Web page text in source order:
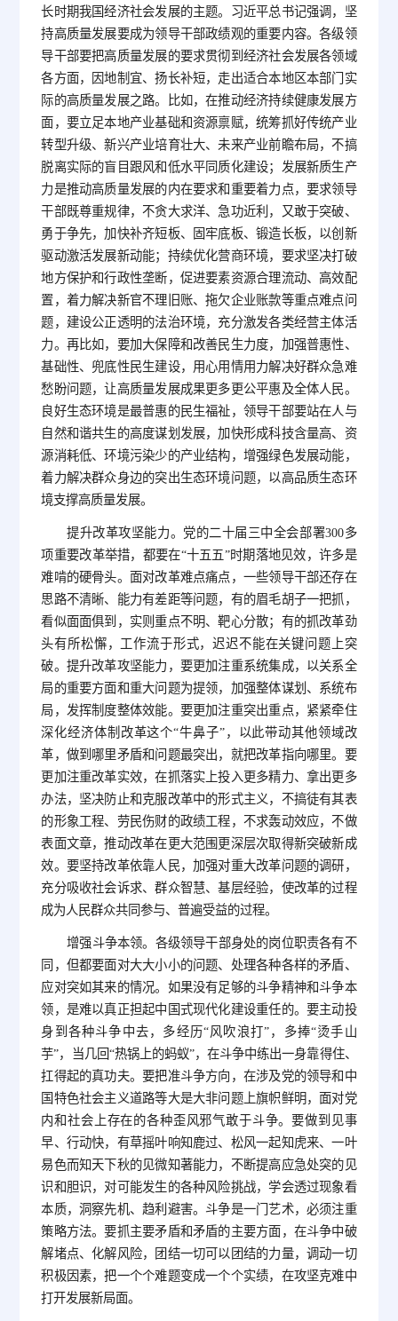
长时期我国经济社会发展的主题。习近平总书记强调，坚
持高质量发展要成为领导干部政绩观的重要内容。各级领
导干部要把高质量发展的要求贯彻到经济社会发展各领域
各方面，因地制宜、扬长补短，走出适合本地区本部门实
际的高质量发展之路。比如，在推动经济持续健康发展方
面，要立足本地产业基础和资源禀赋，统筹抓好传统产业
转型升级、新兴产业培育壮大、未来产业前瞻布局，不搞
脱离实际的盲目跟风和低水平同质化建设；发展新质生产
力是推动高质量发展的内在要求和重要着力点，要求领导
干部既尊重规律，不贪大求洋、急功近利，又敢于突破、
勇于争先，加快补齐短板、固牢底板、锻造长板，以创新
驱动激活发展新动能；持续优化营商环境，要求坚决打破
地方保护和行政性垄断，促进要素资源合理流动、高效配
置，着力解决新官不理旧账、拖欠企业账款等重点难点问
题，建设公正透明的法治环境，充分激发各类经营主体活
力。再比如，要加大保障和改善民生力度，加强普惠性、
基础性、兜底性民生建设，用心用情用力解决好群众急难
愁盼问题，让高质量发展成果更多更公平惠及全体人民。
良好生态环境是最普惠的民生福祉，领导干部要站在人与
自然和谐共生的高度谋划发展，加快形成科技含量高、资
源消耗低、环境污染少的产业结构，增强绿色发展动能，
着力解决群众身边的突出生态环境问题，以高品质生态环
境支撑高质量发展。
提升改革攻坚能力。党的二十届三中全会部署300多
项重要改革举措，都要在“十五五”时期落地见效，许多是
难啃的硬骨头。面对改革难点痛点，一些领导干部还存在
思路不清晰、能力有差距等问题，有的眉毛胡子一把抓，
看似面面俱到，实则重点不明、靶心分散；有的抓改革劲
头有所松懈，工作流于形式，迟迟不能在关键问题上突
破。提升改革攻坚能力，要更加注重系统集成，以关系全
局的重要方面和重大问题为提领，加强整体谋划、系统布
局，发挥制度整体效能。要更加注重突出重点，紧紧牵住
深化经济体制改革这个“牛鼻子”，以此带动其他领域改
革，做到哪里矛盾和问题最突出，就把改革指向哪里。要
更加注重改革实效，在抓落实上投入更多精力、拿出更多
办法，坚决防止和克服改革中的形式主义，不搞徒有其表
的形象工程、劳民伤财的政绩工程，不求轰动效应，不做
表面文章，推动改革在更大范围更深层次取得新突破新成
效。要坚持改革依靠人民，加强对重大改革问题的调研，
充分吸收社会诉求、群众智慧、基层经验，使改革的过程
成为人民群众共同参与、普遍受益的过程。
增强斗争本领。各级领导干部身处的岗位职责各有不
同，但都要面对大大小小的问题、处理各种各样的矛盾、
应对突如其来的情况。如果没有足够的斗争精神和斗争本
领，是难以真正担起中国式现代化建设重任的。要主动投
身到各种斗争中去，多经历“风吹浪打”，多捧“烫手山
芋”，当几回“热锅上的蚂蚁”，在斗争中练出一身靠得住、
扛得起的真功夫。要把准斗争方向，在涉及党的领导和中
国特色社会主义道路等大是大非问题上旗帜鲜明，面对党
内和社会上存在的各种歪风邪气敢于斗争。要做到见事
早、行动快，有草摇叶响知鹿过、松风一起知虎来、一叶
易色而知天下秋的见微知著能力，不断提高应急处突的见
识和胆识，对可能发生的各种风险挑战，学会透过现象看
本质，洞察先机、趋利避害。斗争是一门艺术，必须注重
策略方法。要抓主要矛盾和矛盾的主要方面，在斗争中破
解堵点、化解风险，团结一切可以团结的力量，调动一切
积极因素，把一个个难题变成一个个实绩，在攻坚克难中
打开发展新局面。